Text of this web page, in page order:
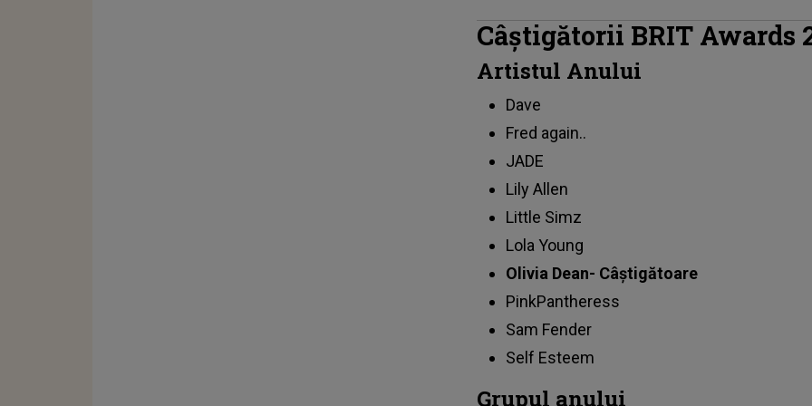
Câștigătorii BRIT Awards
Artistul Anului
Dave
Fred again..
JADE
Lily Allen
Little Simz
Lola Young
Olivia Dean- Câștigătoare
PinkPantheress
Sam Fender
Self Esteem
Grupul anului